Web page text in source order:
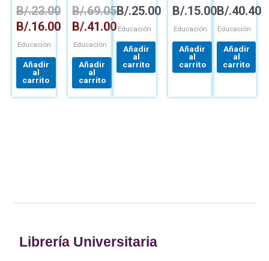
B/.23.00
B/.16.00
Educación
Añadir
al
carrito
TECNOLOGÍA
FÍSICO +
CURSO
B/.69.05
B/.41.00
Educación
Añadir
al
carrito
DE LA
B/.25.00
Educación
Añadir
al
carrito
B/.15.00
Educación
Añadir
al
carrito
LAS
Y MIXTA
B/.40.40
Educación
Añadir
al
carrito
Librería Universitaria